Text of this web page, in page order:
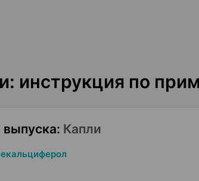
инструкция по
: Капли